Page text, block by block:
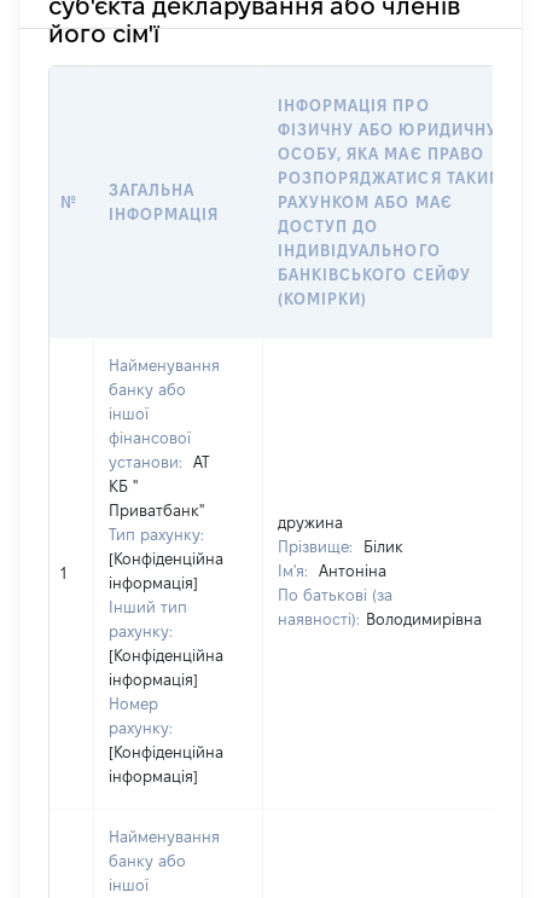
суб'єкта декларування або членів
його сім'ї
№
ЗАГАЛЬНА
ІНФОРМАЦІЯ
ІНФОРМАЦІЯ ПРО
ФІЗИЧНУ АБО ЮРИДИЧНУ
ОСОБУ, ЯКА МАЄ ПРАВО
РОЗПОРЯДЖАТИСЯ ТАКИМ
РАХУНКОМ АБО МАЄ
ДОСТУП ДО
ІНДИВІДУАЛЬНОГО
БАНКІВСЬКОГО СЕЙФУ
(КОМІРКИ)
1
Найменування
банку або
іншої
фінансової
установи:
АТ
КБ "
Приватбанк"
Тип рахунку:
[Конфіденційна
інформація]
Інший тип
рахунку:
[Конфіденційна
інформація]
Номер
рахунку:
[Конфіденційна
інформація]
дружина
Прізвище:
Білик
Ім'я:
Антоніна
По батькові (за
наявності): Володимирівна
Найменування
банку або
іншої